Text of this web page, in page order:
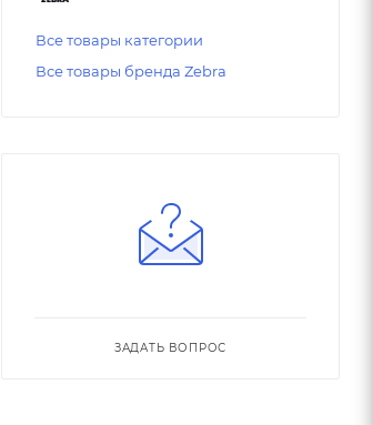
Все товары категории
Все товары бренда Zebra
ЗАДАТЬ ВОПРОС